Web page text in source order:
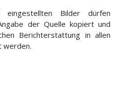
Bilder dürfen
der Quelle kopiert und
Berichterstattung in allen
werden.